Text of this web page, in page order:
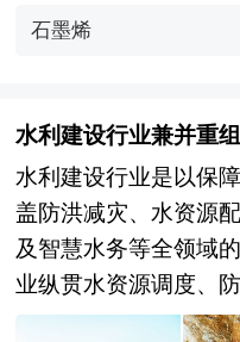
石墨烯
水利建设行业兼并重
水利建设行业是以保
盖防洪减灾、水资源
及智慧水务等全领域
业纵贯水资源调度、
电、航运交通及河湖